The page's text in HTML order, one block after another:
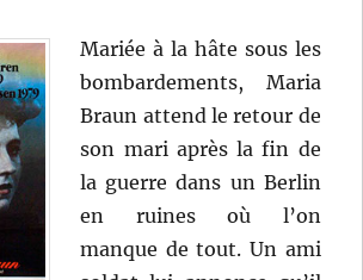
Mariée à la hâte sous les
bombardements, Maria
Braun attend le retour de
son mari après la fin de
la guerre dans un Berlin
en ruines où l’on
manque de tout. Un ami